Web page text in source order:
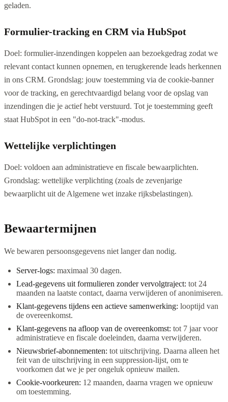
geladen.
Formulier-tracking en CRM via HubSpot
Doel: formulier-inzendingen koppelen aan bezoekgedrag zodat we
relevant contact kunnen opnemen, en terugkerende leads herkennen
in ons CRM. Grondslag: jouw toestemming via de cookie-banner
voor de tracking, en gerechtvaardigd belang voor de opslag van
inzendingen die je actief hebt verstuurd. Tot je toestemming geeft
staat HubSpot in een "do-not-track"-modus.
Wettelijke verplichtingen
Doel: voldoen aan administratieve en fiscale bewaarplichten.
Grondslag: wettelijke verplichting (zoals de zevenjarige
bewaarplicht uit de Algemene wet inzake rijksbelastingen).
Bewaartermijnen
We bewaren persoonsgegevens niet langer dan nodig.
Server-logs: maximaal 30 dagen.
Lead-gegevens uit formulieren zonder vervolgtraject: tot 24
maanden na laatste contact, daarna verwijderen of anonimiseren.
Klant-gegevens tijdens een actieve samenwerking: looptijd van
de overeenkomst.
Klant-gegevens na afloop van de overeenkomst: tot 7 jaar voor
administratieve en fiscale doeleinden, daarna verwijderen.
Nieuwsbrief-abonnementen: tot uitschrijving. Daarna alleen het
feit van de uitschrijving in een suppression-lijst, om te
voorkomen dat we je per ongeluk opnieuw mailen.
Cookie-voorkeuren: 12 maanden, daarna vragen we opnieuw
om toestemming.